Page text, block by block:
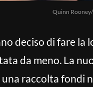
Quinn
deciso di fare la
da meno. La
raccolta fondi